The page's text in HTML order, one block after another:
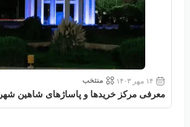
۱۴ مهر ۱۴۰۳ منتخب
معرفی مرکز خریدها و پاساژهای شاهین شهر